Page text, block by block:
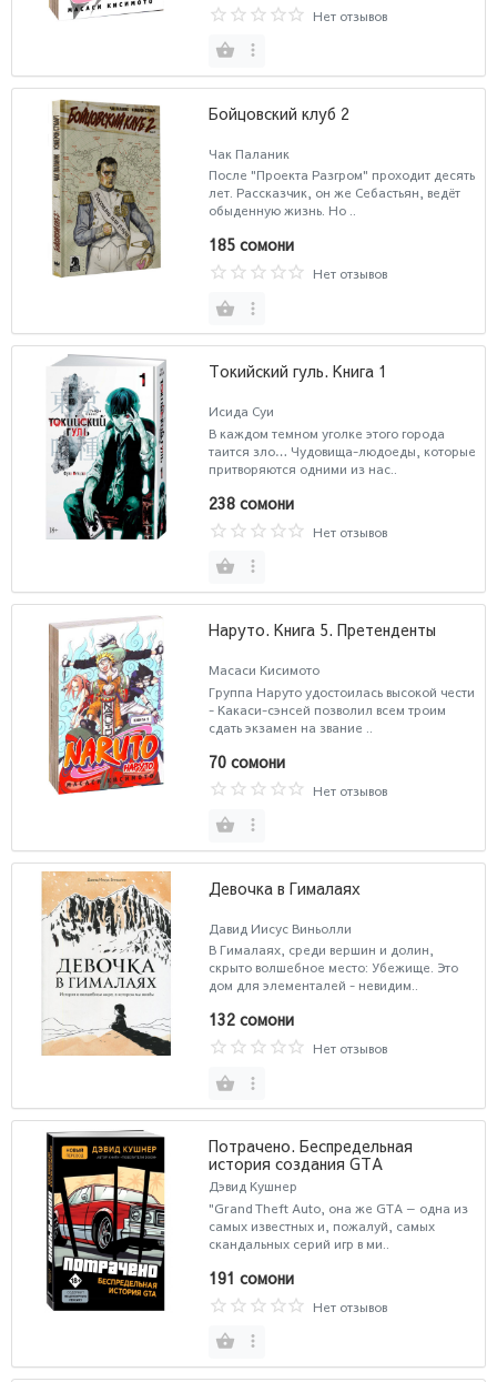
Нет отзывов
Бойцовский клуб 2
Чак Паланик
После "Проекта Разгром" проходит десять
лет. Рассказчик, он же Себастьян, ведёт
обыденную жизнь. Но ..
185 сомони
Нет отзывов
Токийский гуль. Книга 1
Исида Суи
В каждом темном уголке этого города
таится зло… Чудовища-людоеды, которые
притворяются одними из нас..
238 сомони
Нет отзывов
Наруто. Книга 5. Претенденты
Масаси Кисимото
Группа Наруто удостоилась высокой чести
- Какаси-сэнсей позволил всем троим
сдать экзамен на звание ..
70 сомони
Нет отзывов
Девочка в Гималаях
Давид Иисус Виньолли
В Гималаях, среди вершин и долин,
скрыто волшебное место: Убежище. Это
дом для элементалей - невидим..
132 сомони
Нет отзывов
Потрачено. Беспредельная
история создания GTA
Дэвид Кушнер
"Grand Theft Auto, она же GTA — одна из
самых известных и, пожалуй, самых
скандальных серий игр в ми..
191 сомони
Нет отзывов